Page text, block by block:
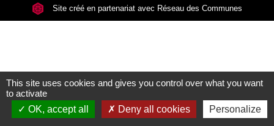
Site créé en partenariat avec Réseau des Communes
This site uses cookies and gives you control over what you want
to activate
OK, accept all
Deny all cookies Personalize